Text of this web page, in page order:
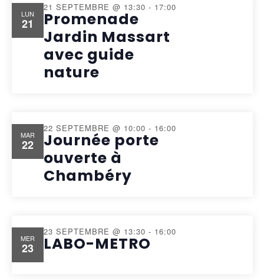
LUN
21
Promenade
Jardin Massart
avec guide
nature
21 SEPTEMBRE @ 13:30 - 17:00
MAR
22
Journée porte
ouverte à
Chambéry
22 SEPTEMBRE @ 10:00 - 16:00
MER
23 LABO-METRO
23 SEPTEMBRE @ 13:30 - 16:00